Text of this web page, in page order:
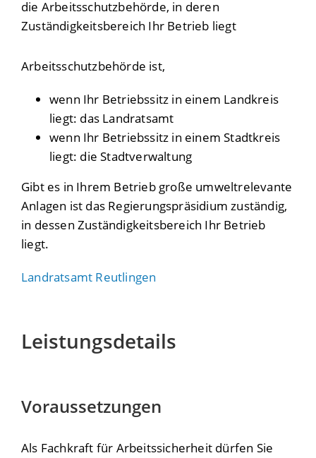
die Arbeitsschutzbehörde, in deren
Zuständigkeitsbereich Ihr Betrieb liegt
Arbeitsschutzbehörde ist,
wenn Ihr Betriebssitz in einem Landkreis
liegt: das Landratsamt
wenn Ihr Betriebssitz in einem Stadtkreis
liegt: die Stadtverwaltung
Gibt es in Ihrem Betrieb große umweltrelevante
Anlagen ist das Regierungspräsidium zuständig,
in dessen Zuständigkeitsbereich Ihr Betrieb
liegt.
Landratsamt Reutlingen
Leistungsdetails
Voraussetzungen
Als Fachkraft für Arbeitssicherheit dürfen Sie